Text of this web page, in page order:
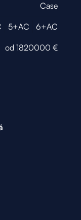
Case
5+AC 6+AC
od 1820000 €